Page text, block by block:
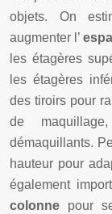
objets. On
augmenter l’
les étagères
les étagères
des tiroirs pour
de
démaquillants.
hauteur pour
également
colonne pour